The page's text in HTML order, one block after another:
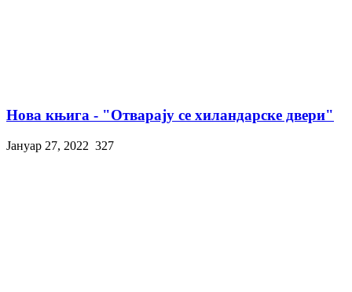
Нова књига - "Отварају се хиландарске двери"
Јануар 27, 2022 327